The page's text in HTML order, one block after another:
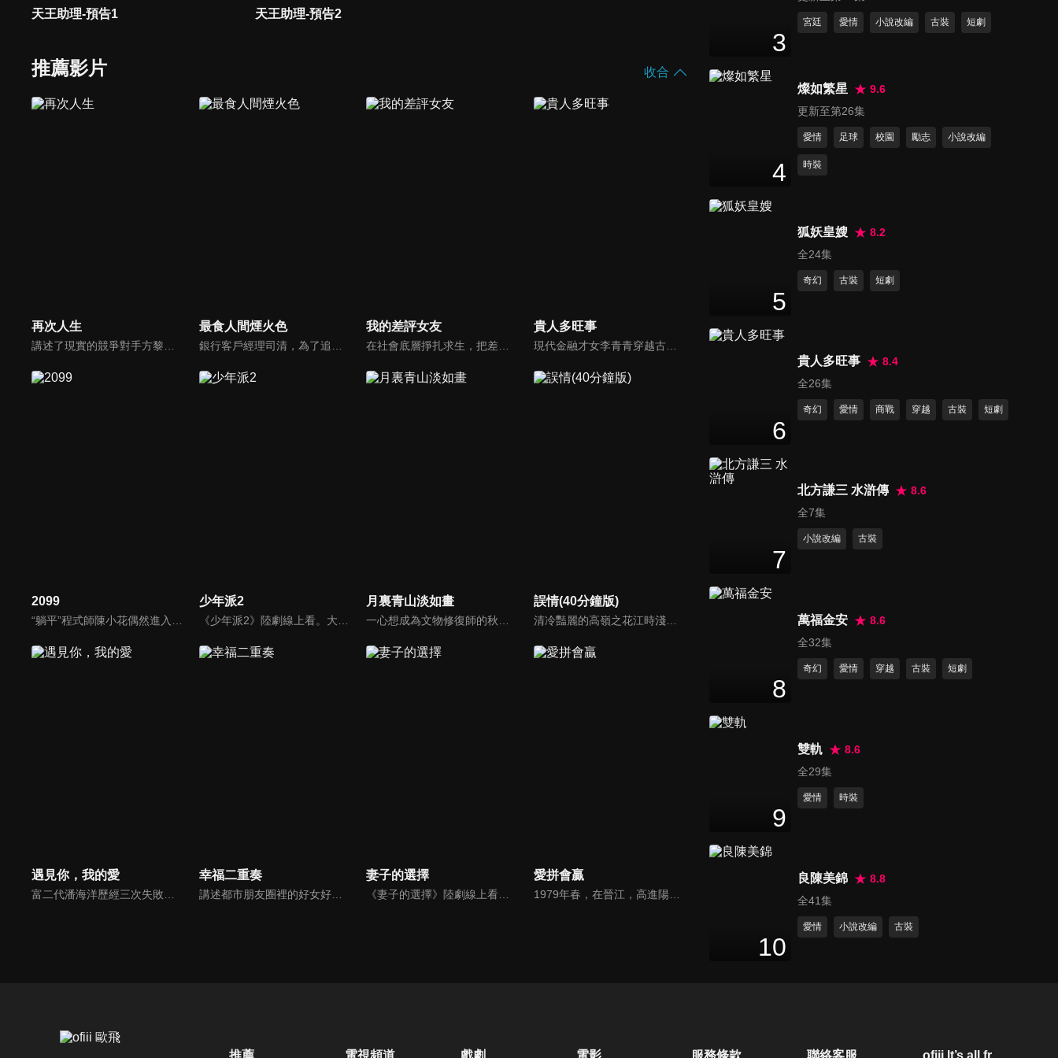
天王助理-預告1 天王助理-預告2
推薦影片 收合
再次人生
講述了現實的競爭對手方黎和安航，因一次意外受困在虛擬世界並成為一對夫妻。但兩人系統任務對立，必須擊敗對方才能回到現實。為此二人一路高能角力，成為系統中的“史密斯夫婦”，在相愛相殺中彼此動心，成功改寫系統規則！
最食人間煙火色
銀行客戶經理司清，為了追回一筆不良貸款，和傳統手藝匠人景琛初次相遇。互相看不順眼的兩人，在司清生日那天因為景琛一碗冬至習俗的甜酒雞蛋，被司清誤認為是生日唯一的溫暖，衝動之下提出結婚，景琛則因為司清手中握有另外半卷題跋，進而答應她的求婚...
我的差評女友
在社會底層掙扎求生，把差評視為宣洩手段+維權方式的市井女孩易然（盧洋洋 飾），得到了一次天降的五星級酒店體驗機會，在體驗過程中遇到了完美主義眼裡容不下“差評”的纓縵酒店經理肖穆丞（邢昭林 飾）。兩人共同成長、彼此成就，面對重重困難，依然百折不撓，飽含熱情面對工作及生活。
貴人多旺事
現代金融才女李青青穿越古代，成為車騎將軍潘陽之妻。原想着安穩度日，豈料平靜不過三載，夫君竟攜外室李沐顏一同歸家。與此同時，一樁李家身世互換的秘聞亦隨之曝光—李沐顏才是真正的李家千金。面對夫君與身份的雙重背棄，李青青從容化解後宅鬧劇，憑藉現代金融智慧，一步步闖出屬於自己的逆襲之路。
2099 少年派2 月裏青山淡如畫 誤情(40分鐘版)
清冷豔麗的高嶺之花江時淺在遭受霸淩、暴力等一系列事件後，華麗蛻變逆襲歸來，用一場精心策劃強勢開啟自己的復仇之路，最終收穫內心救贖與愛情的故事。
遇見你，我的愛 幸福二重奏
講述都市朋友圈裡的好女好男們，在生活與職場的人際關係中經受重重磨練，解鎖夫妻與朋友之間最自洽的相處之道，尋找幸福真諦的故事。
妻子的選擇 愛拼會贏
1979年春，在晉江，高進陽和葉守禮兩個將近不惑之年的好兄弟，正在就如何致富、如何擺脱貧窮的問題爭論得面紅耳赤，高進陽夫婦用一條小漁船，開始了他們商業經貿的創業生涯。熱愛土地的葉守禮始終根植農業種植生產的領域，通過傳統與科技相結合，也走出了一條特色農業致富之路...
第13集
43分鐘
第18集
47
第23集
3
宮廷 愛情 小說改編 古裝 短劇
4
燦如繁星
9.6
更新至第26集
愛情 足球 校園 勵志 小說改編
時裝
5
狐妖皇嫂
8.2
全24集
奇幻 古裝 短劇
6
貴人多旺事
8.4
全26集
奇幻 愛情 商戰 穿越 古裝 短劇
7
北方謙三 水滸傳
8.6
全7集
小說改編 古裝
8
萬福金安
8.6
全32集
奇幻 愛情 穿越 古裝 短劇
9
雙軌
8.6
全29集
愛情 時裝
10
良陳美錦
8.8
全41集
愛情 小說改編 古裝
推薦 電視頻道 戲劇 電影 服務條款 聯絡客服